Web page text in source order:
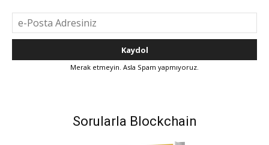
Merak etmeyin. Asla Spam yapmıyoruz.
Sorularla Blockchain